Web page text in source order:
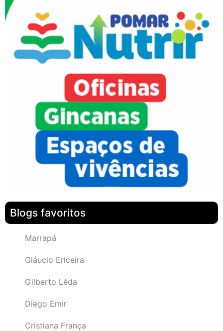
Blogs favoritos
Marrapá
Gláucio Ericeira
Gilberto Léda
Diego Emir
Cristiana França